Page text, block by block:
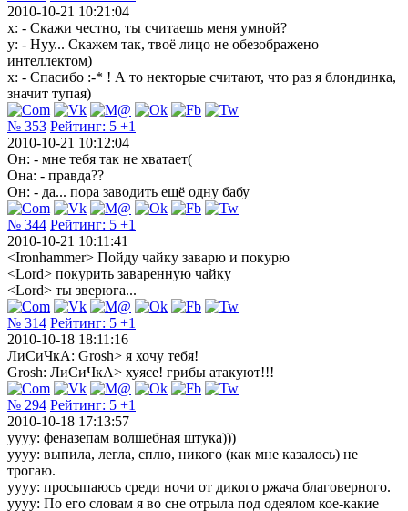
2010-10-21 10:21:04
х: - Скажи честно, ты считаешь меня умной?
у: - Нуу... Скажем так, твоё лицо не обезображено
интеллектом)
х: - Спасибо :-* ! А то некторые считают, что раз я блондинка,
значит тупая)
№ 353 Рейтинг: 5 +1
2010-10-21 10:12:04
Он: - мне тебя так не хватает(
Она: - правда??
Он: - да... пора заводить ещё одну бабу
№ 344 Рейтинг: 5 +1
2010-10-21 10:11:41
<Ironhammer> Пойду чайку заварю и покурю
<Lord> покурить заваренную чайку
<Lord> ты зверюга...
№ 314 Рейтинг: 5 +1
2010-10-18 18:11:16
ЛиСиЧкА: Grosh> я хочу тебя!
Grosh: ЛиСиЧкА> хуясе! грибы атакуют!!!
№ 294 Рейтинг: 5 +1
2010-10-18 17:13:57
yyyy: феназепам волшебная штука)))
yyyy: выпила, легла, сплю, никого (как мне казалось) не
трогаю.
yyyy: просыпаюсь среди ночи от дикого ржача благоверного.
yyyy: По его словам я во сне отрыла под одеялом кое-какие